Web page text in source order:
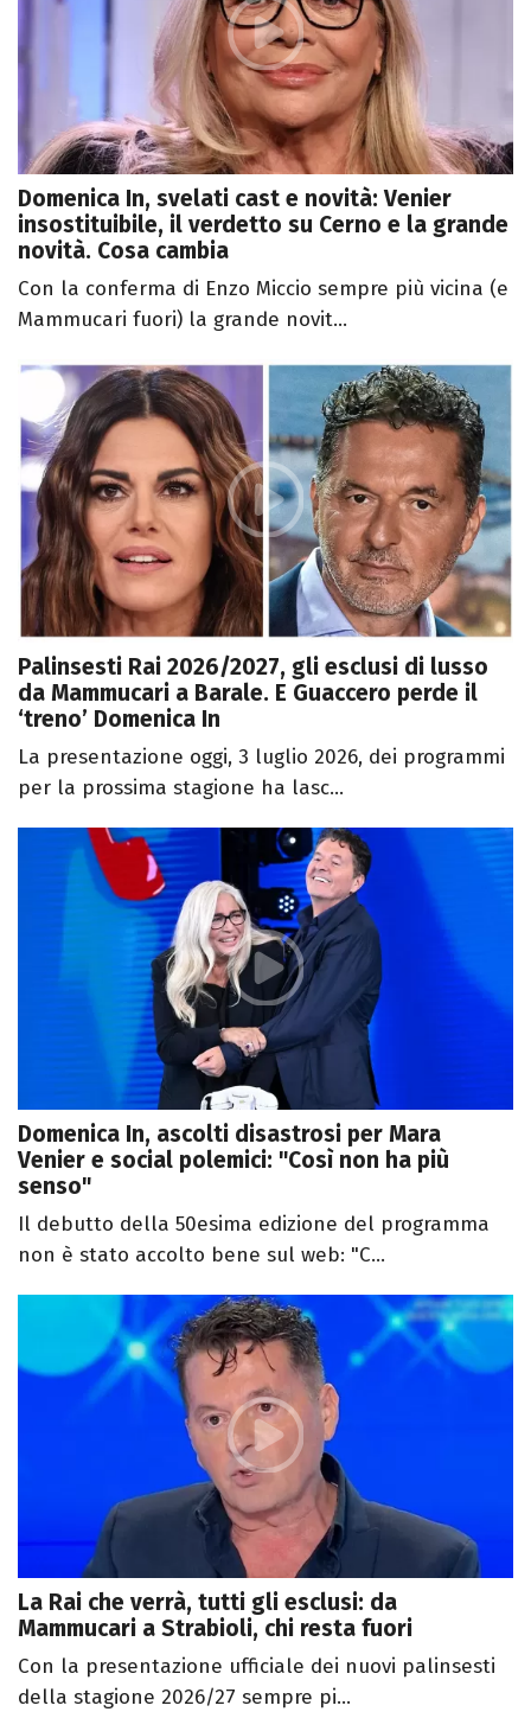
Domenica In, svelati cast e novità: Venier
insostituibile, il verdetto su Cerno e la grande
novità. Cosa cambia
Con la conferma di Enzo Miccio sempre più vicina (e
Mammucari fuori) la grande novit...
Palinsesti Rai 2026/2027, gli esclusi di lusso
da Mammucari a Barale. E Guaccero perde il
‘treno’ Domenica In
La presentazione oggi, 3 luglio 2026, dei programmi
per la prossima stagione ha lasc...
Domenica In, ascolti disastrosi per Mara
Venier e social polemici: "Così non ha più
senso"
Il debutto della 50esima edizione del programma
non è stato accolto bene sul web: "C...
La Rai che verrà, tutti gli esclusi: da
Mammucari a Strabioli, chi resta fuori
Con la presentazione ufficiale dei nuovi palinsesti
della stagione 2026/27 sempre pi...